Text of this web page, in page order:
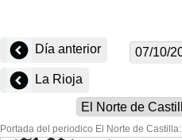
Día anterior
La Rioja
Portada del periodico El Norte de Castilla: